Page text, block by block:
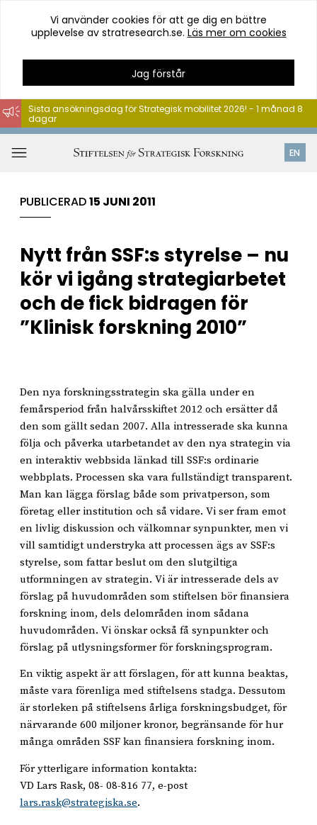
Hoppa
till
innehåll
Vi använder cookies för att ge dig en bättre
upplevelse av stratresearch.se. Läs mer om cookies
Jag förstår
EN
Sista ansökningsdag för Strategisk mobilitet 2026! - 1 månad 8
dagar
PUBLICERAD15 JUNI 2011
Nytt från SSF:s styrelse – nu
kör vi igång strategiarbetet
och de fick bidragen för
”Klinisk forskning 2010”
Den nya forskningsstrategin ska gälla under en
femårsperiod från halvårsskiftet 2012 och ersätter då
den som gällt sedan 2007. Alla intresserade ska kunna
följa och påverka utarbetandet av den nya strategin via
en interaktiv webbsida länkad till SSF:s ordinarie
webbplats. Processen ska vara fullständigt transparent.
Man kan lägga förslag både som privatperson, som
företag eller institution och så vidare. Vi ser fram emot
en livlig diskussion och välkomnar synpunkter, men vi
vill samtidigt understryka att processen ägs av SSF:s
styrelse, som fattar beslut om den slutgiltiga
utformningen av strategin. Vi är intresserade dels av
förslag på huvudområden som stiftelsen bör finansiera
forskning inom, dels delområden inom sådana
huvudområden. Vi önskar också få synpunkter och
förslag på utlysningsformer för forskningsprogram.
En viktig aspekt är att förslagen, för att kunna beaktas,
måste vara förenliga med stiftelsens stadga. Dessutom
är storleken på stiftelsens årliga forskningsbudget, för
närvarande 600 miljoner kronor, begränsande för hur
många områden SSF kan finansiera forskning inom.
För ytterligare information kontakta:
VD Lars Rask, 08- 08-816 77, e-post
lars.rask@strategiska.se.